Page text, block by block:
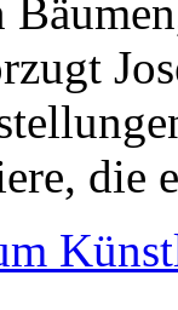
die